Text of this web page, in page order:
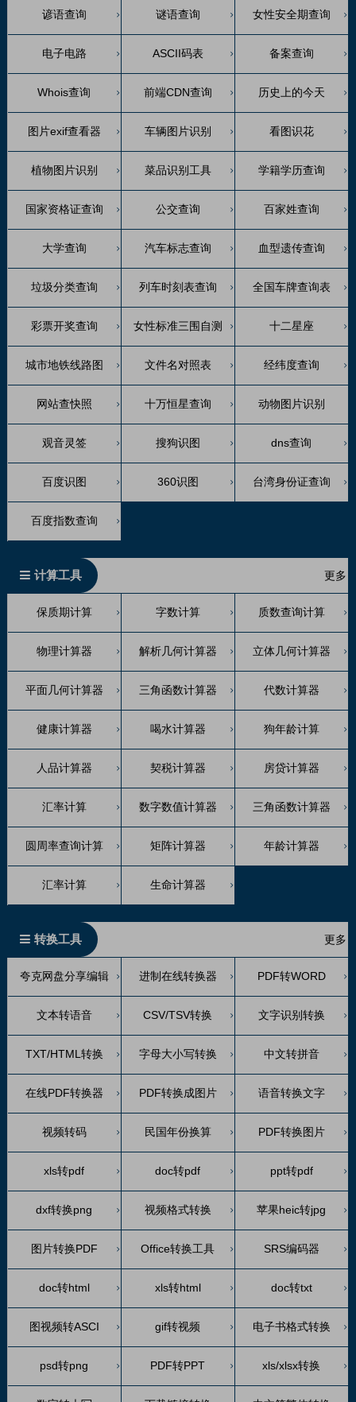
谚语查询 谜语查询 女性安全期查询
电子电路 ASCII码表 备案查询
Whois查询 前端CDN查询 历史上的今天
图片exif查看器 车辆图片识别 看图识花
植物图片识别 菜品识别工具 学籍学历查询
国家资格证查询 公交查询 百家姓查询
大学查询 汽车标志查询 血型遗传查询
垃圾分类查询 列车时刻表查询 全国车牌查询表
彩票开奖查询 女性标准三围自测 十二星座
城市地铁线路图 文件名对照表 经纬度查询
网站查快照 十万恒星查询 动物图片识别
观音灵签 搜狗识图 dns查询
百度识图 360识图 台湾身份证查询
百度指数查询
计算工具 更多
保质期计算 字数计算 质数查询计算
物理计算器 解析几何计算器 立体几何计算器
平面几何计算器 三角函数计算器 代数计算器
健康计算器 喝水计算器 狗年龄计算
人品计算器 契税计算器 房贷计算器
汇率计算 数字数值计算器 三角函数计算器
圆周率查询计算 矩阵计算器 年龄计算器
汇率计算 生命计算器
转换工具 更多
夸克网盘分享编辑 进制在线转换器 PDF转WORD
文本转语音 CSV/TSV转换 文字识别转换
TXT/HTML转换 字母大小写转换 中文转拼音
在线PDF转换器 PDF转换成图片 语音转换文字
视频转码 民国年份换算 PDF转换图片
xls转pdf doc转pdf ppt转pdf
dxf转换png 视频格式转换 苹果heic转jpg
图片转换PDF Office转换工具 SRS编码器
doc转html xls转html doc转txt
图视频转ASCI gif转视频 电子书格式转换
psd转png PDF转PPT xls/xlsx转换